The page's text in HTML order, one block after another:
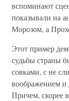
вспоминают
показывали на
Морозом, а
Этот пример
судьбы страны
совками, с не
воображением
Причем, скорее